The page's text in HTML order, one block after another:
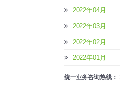
2022年04月
2022年03月
2022年02月
2022年01月
统一业务咨询热线